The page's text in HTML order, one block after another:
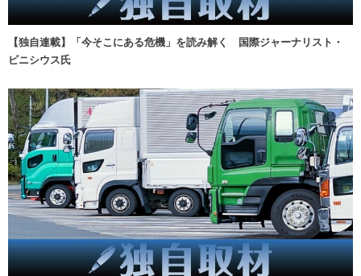
【独自連載】「今そこにある危機」を読み解く 国際ジャーナリスト・
ビニシウス氏